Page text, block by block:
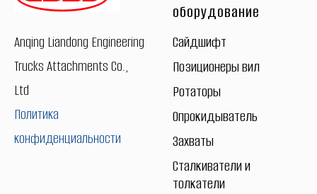
Anqing Liandong Engineering
Trucks Attachments Co.,
Ltd
Политика
конфиденциальности
оборудование
Сайдшифт
Позиционеры вил
Ротаторы
Опрокидыватель
Захваты
Сталкиватели и
толкатели